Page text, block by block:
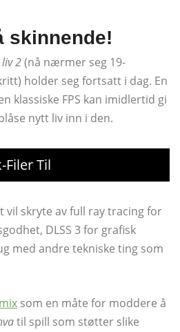
skinnende!
2(nå nærmer seg 19-
holder seg fortsatt i dag. En
klassiske FPS kan imidlertid gi
nytt liv inn i den.
Filer Til
vil skryte av full ray tracing for
DLSS 3 for grafisk
med andre tekniske ting som
som en måte for moddere å
til spill som støtter slike